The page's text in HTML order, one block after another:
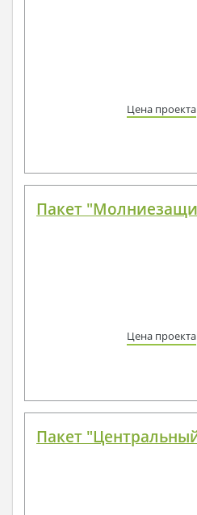
Цена проекта
Пакет
Цена проекта
Пакет